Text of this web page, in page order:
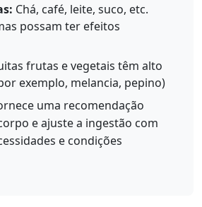
Chá, café, leite, suco, etc.
possam ter efeitos
frutas e vegetais têm alto
exemplo, melancia, pepino)
uma recomendação
e ajuste a ingestão com
e condições